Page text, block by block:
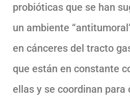
probióticas que se han
un ambiente
en cánceres del tracto
que están en constante
ellas y se coordinan para